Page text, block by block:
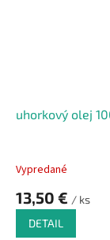
pokožka.
uhorkový olej
Vypredané
13,50 € / ks
DETAIL